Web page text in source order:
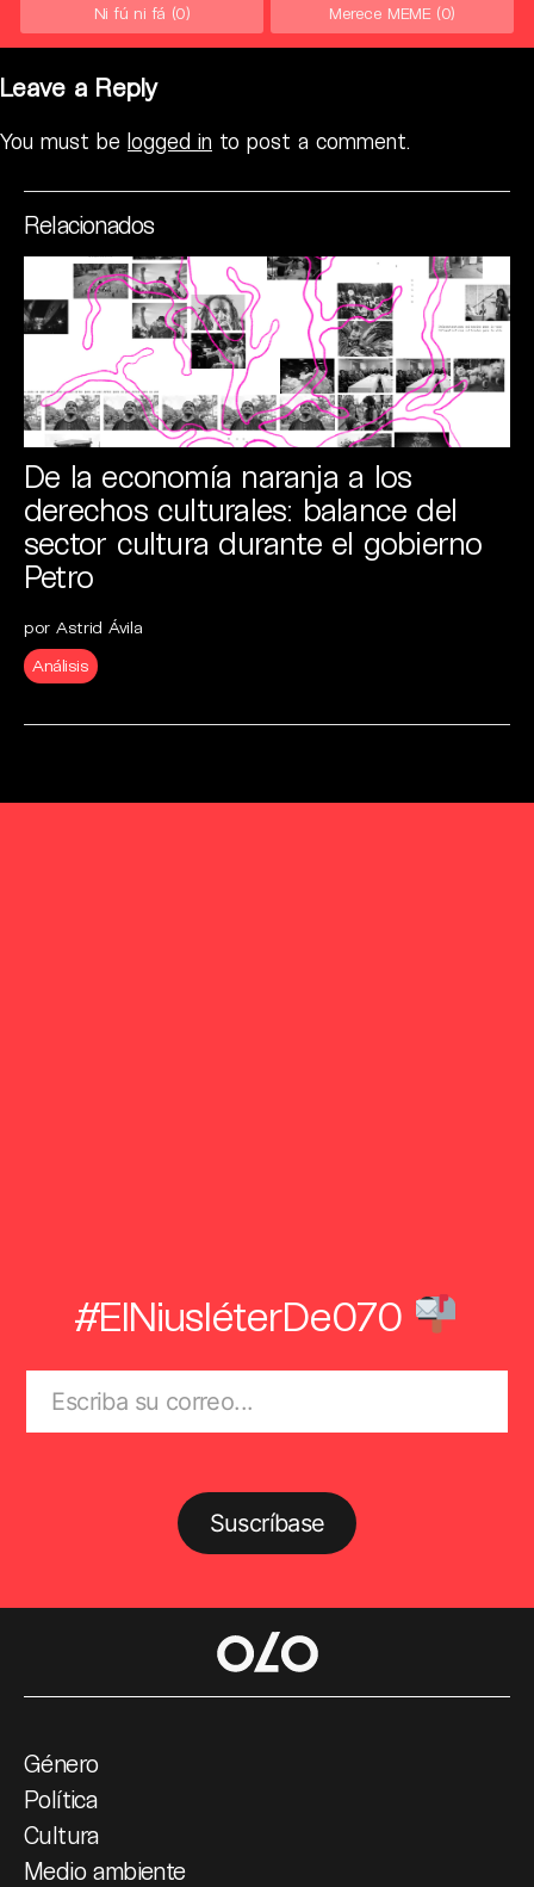
Ni fú ni fá (0) Merece MEME (0)
Leave a Reply
You must be logged in to post a comment.
Relacionados
De la economía naranja a los
derechos culturales: balance del
sector cultura durante el gobierno
Petro
por Astrid Ávila
Análisis
#ElNiusléterDe070
Suscríbase
Género
Política
Cultura
Medio ambiente